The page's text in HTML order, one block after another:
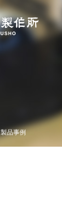
製品事例